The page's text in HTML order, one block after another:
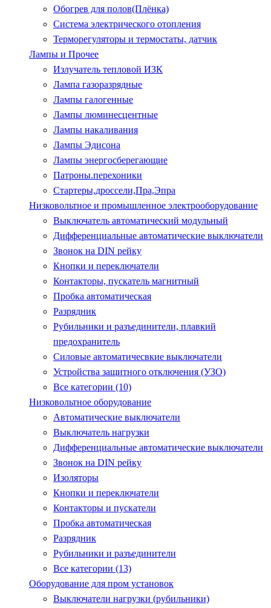
Обогрев для полов(Плёнка)
Система электрического отопления
Терморегуляторы и термостаты, датчик
Лампы и Прочее
Излучатель тепловой ИЗК
Лампа газоразрядные
Лампы галогенные
Лампы люминесцентные
Лампы накаливания
Лампы Эдисона
Лампы энергосберегающие
Патроны.перехоники
Стартеры,дроссели,Пра,Эпра
Низковольтное и промышленное электрооборудование
Выключатель автоматический модульный
Дифференциальные автоматические выключатели
Звонок на DIN рейку
Кнопки и переключатели
Контакторы, пускатель магнитный
Пробка автоматическая
Разрядник
Рубильники и разъединители, плавкий
предохранитель
Силовые автоматичесвкие выключатели
Устройства защитного отключения (УЗО)
Все категории (10)
Низковольтное оборудование
Автоматические выключатели
Выключатель нагрузки
Дифференциальные автоматические выключатели
Звонок на DIN рейку
Изоляторы
Кнопки и переключатели
Контакторы и пускатели
Пробка автоматическая
Разрядник
Рубильники и разъединители
Все категории (13)
Оборудование для пром установок
Выключатели нагрузки (рубильники)